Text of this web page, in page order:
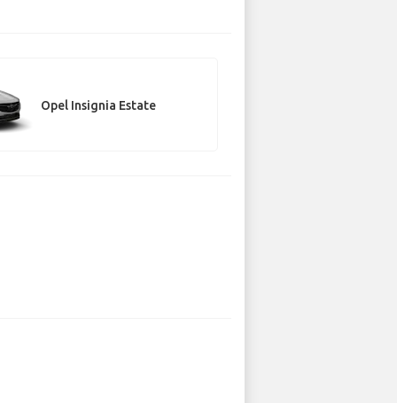
Opel Insignia Estate